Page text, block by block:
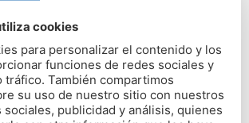
cookies
para personalizar el contenido y los
funciones de redes sociales y
tráfico. También compartimos
su uso de nuestro sitio con nuestros
sociales, publicidad y análisis, quienes